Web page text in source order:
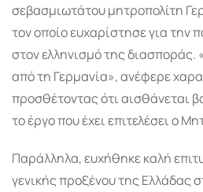
σεβασμιωτάτου μητροπολίτη
τον οποίο ευχαρίστησε για την
στον ελληνισμό της διασποράς.
από τη Γερμανία», ανέφερε
προσθέτοντας ότι αισθάνεται
το έργο που έχει επιτελέσει ο
Παράλληλα, ευχήθηκε καλή
γενικής προξένου της Ελλάδας